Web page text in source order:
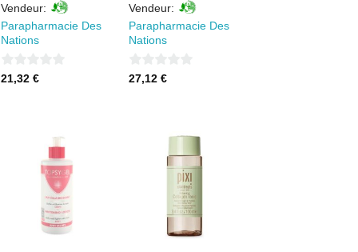
Vendeur:
Parapharmacie Des
Nations
0
21,32 €
Vendeur:
Parapharmacie Des
Nations
0
27,12 €
AJOUTER
À MES
FAVORIS
AJOUTER
À MES
FAVORIS